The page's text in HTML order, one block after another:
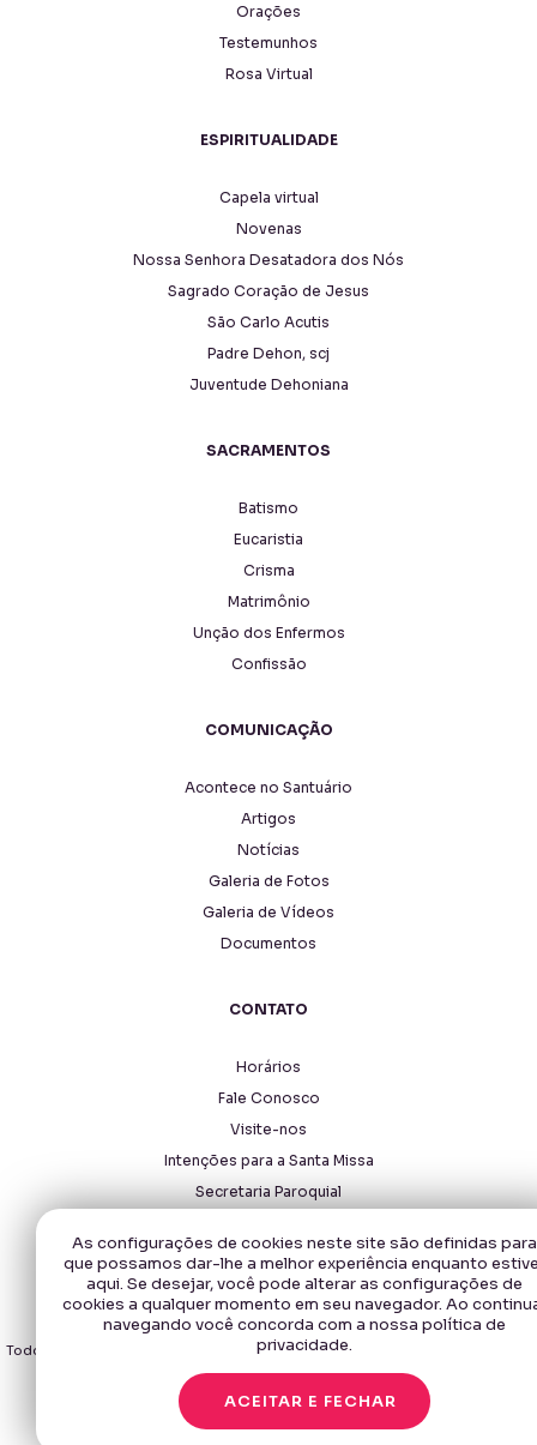
As configurações de cookies neste site são definidas para
que possamos dar-lhe a melhor experiência enquanto
aqui. Se desejar, você pode alterar as configurações de
cookies a qualquer momento em seu navegador. Ao
navegando você concorda com a nossa política de
privacidade.
ACEITAR E FECHAR
Orações
Testemunhos
Rosa Virtual
ESPIRITUALIDADE
Capela virtual
Novenas
Nossa Senhora Desatadora dos Nós
Sagrado Coração de Jesus
São Carlo Acutis
Padre Dehon, scj
Juventude Dehoniana
SACRAMENTOS
Batismo
Eucaristia
Crisma
Matrimônio
Unção dos Enfermos
Confissão
COMUNICAÇÃO
Acontece no Santuário
Artigos
Notícias
Galeria de Fotos
Galeria de Vídeos
Documentos
CONTATO
Horários
Fale Conosco
Visite-nos
Intenções para a Santa Missa
Secretaria Paroquial
Copyright © 2026 - Santuário Santa Rita de Cássia.
Todos os direitos reservados, navegando no site você aceita a nossa
de privacidade.
Desenvolvido com